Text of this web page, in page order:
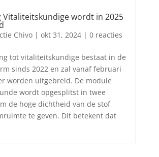
Vitaliteitskundige wordt in 2025
Chivo| okt 31, 2024| 0 reacties
tot vitaliteitskundige bestaat in de
sinds 2022 en zal vanaf februari
worden uitgebreid. De module
wordt opgesplitst in twee
de hoge dichtheid van de stof
te geven. Dit betekent dat